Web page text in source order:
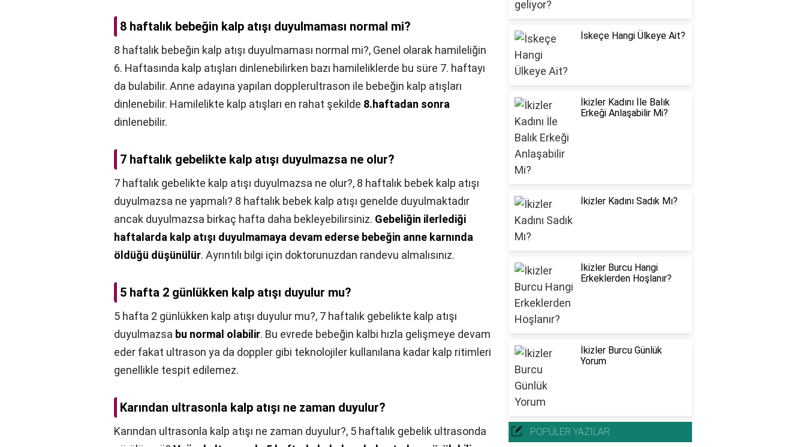
8 haftalık bebeğin kalp atışı duyulmaması normal mi?
8 haftalık bebeğin kalp atışı duyulmaması normal mi?, Genel olarak hamileliğin
6. Haftasında kalp atışları dinlenebilirken bazı hamileliklerde bu süre 7. haftayı
da bulabilir. Anne adayına yapılan dopplerultrason ile bebeğin kalp atışları
dinlenebilir. Hamilelikte kalp atışları en rahat şekilde 8.haftadan sonra
dinlenebilir.
7 haftalık gebelikte kalp atışı duyulmazsa ne olur?
7 haftalık gebelikte kalp atışı duyulmazsa ne olur?, 8 haftalık bebek kalp atışı
duyulmazsa ne yapmalı? 8 haftalık bebek kalp atışı genelde duyulmaktadır
ancak duyulmazsa birkaç hafta daha bekleyebilirsiniz. Gebeliğin ilerlediği
haftalarda kalp atışı duyulmamaya devam ederse bebeğin anne karnında
öldüğü düşünülür. Ayrıntılı bilgi için doktorunuzdan randevu almalısınız.
5 hafta 2 günlükken kalp atışı duyulur mu?
5 hafta 2 günlükken kalp atışı duyulur mu?, 7 haftalık gebelikte kalp atışı
duyulmazsa bu normal olabilir. Bu evrede bebeğin kalbi hızla gelişmeye devam
eder fakat ultrason ya da doppler gibi teknolojiler kullanılana kadar kalp ritimleri
genellikle tespit edilemez.
Karından ultrasonla kalp atışı ne zaman duyulur?
Karından ultrasonla kalp atışı ne zaman duyulur?, 5 haftalık gebelik ultrasonda
İskeçe Hangi Ülkeye Ait?
İkizler Kadını İle Balık
Erkeği Anlaşabilir Mi?
İkizler Kadını Sadık Mı?
İkizler Burcu Hangi
Erkeklerden Hoşlanır?
İkizler Burcu Günlük
Yorum
POPÜLER YAZILAR